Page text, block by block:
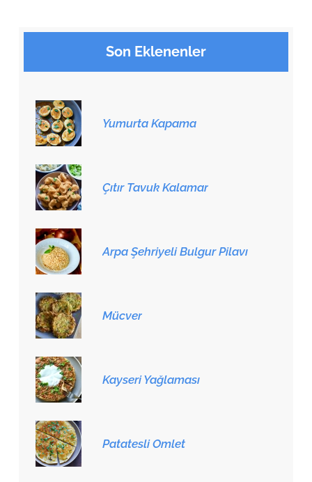
Son Eklenenler
Yumurta Kapama
Çıtır Tavuk Kalamar
Arpa Şehriyeli Bulgur Pilavı
Mücver
Kayseri Yağlaması
Patatesli Omlet